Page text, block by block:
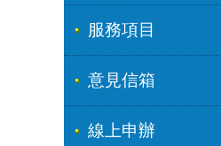
服務項目
意見信箱
線上申辦